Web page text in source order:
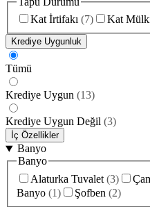
Kat İrtifakı (7) Kat
Krediye Uygunluk
Tümü
Krediye Uygun (13)
Krediye Uygun Değil (3)
İç Özellikler
Banyo
Banyo
Alaturka Tuvalet (3)
Banyo (1) Şofben (2)